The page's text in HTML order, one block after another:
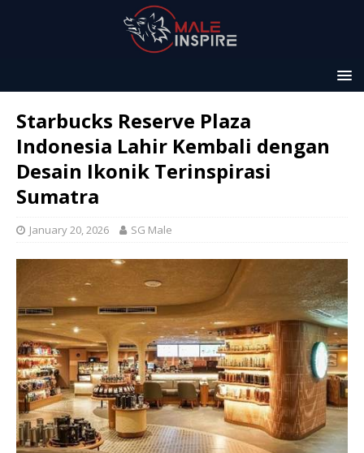
Starbucks Reserve Plaza
Indonesia Lahir Kembali dengan
Desain Ikonik Terinspirasi
Sumatra
January 20, 2026 SG Male